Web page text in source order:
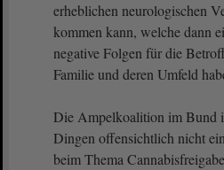
erheblichen neurologischen
kommen kann, welche dann
negative Folgen für die
Familie und deren Umfeld
Die Ampelkoalition im Bund
Dingen offensichtlich nicht
beim Thema